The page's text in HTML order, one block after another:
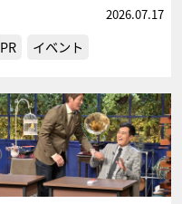
2026.07.17
PR イベント